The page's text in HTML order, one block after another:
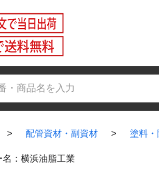
> 配管資材・副資材 > 塗料・
： 横浜油脂工業